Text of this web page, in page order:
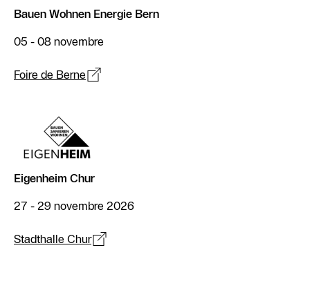
Bauen Wohnen Energie Bern
05 - 08 novembre
Foire de Berne
Eigenheim Chur
27 - 29 novembre 2026
Stadthalle Chur